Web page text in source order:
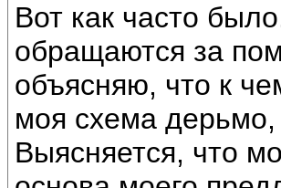
Вот как часто
обращаются за
объясняю, что к
моя схема дерьмо,
Выясняется, что